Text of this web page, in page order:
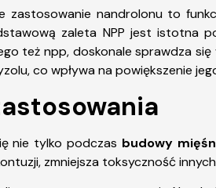
zastosowanie nandrolonu to
zaleta NPP jest istotna
też npp, doskonale sprawdza
co wpływa na powiększenie
nie tylko podczas budowy
zmniejsza toksyczność